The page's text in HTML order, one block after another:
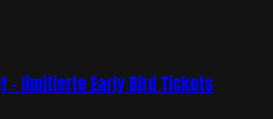
– limitierte Early Bird Tickets